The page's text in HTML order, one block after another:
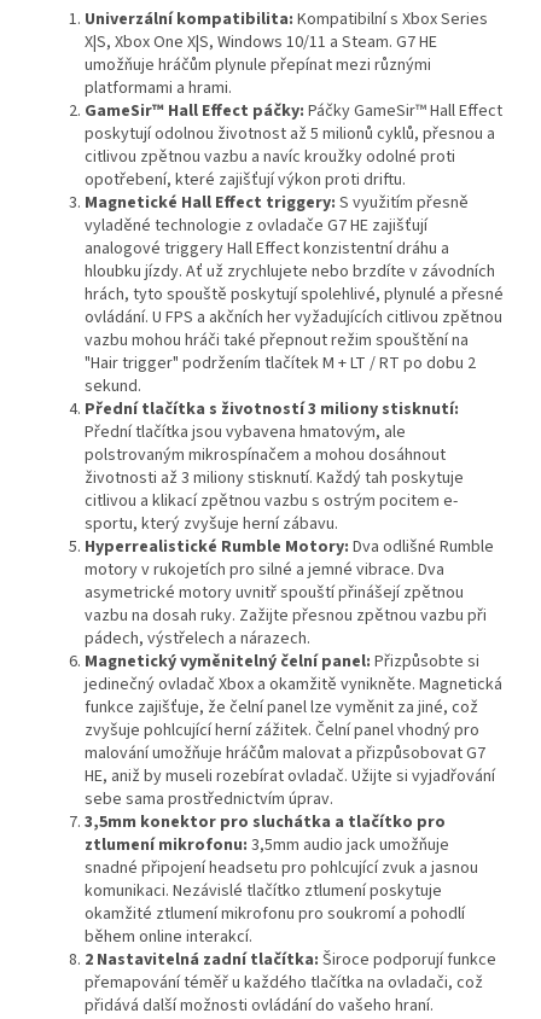
Univerzální kompatibilita: Kompatibilní s Xbox Series
X|S, Xbox One X|S, Windows 10/11 a Steam. G7 HE
umožňuje hráčům plynule přepínat mezi různými
platformami a hrami.
GameSir™ Hall Effect páčky: Páčky GameSir™ Hall Effect
poskytují odolnou životnost až 5 milionů cyklů, přesnou a
citlivou zpětnou vazbu a navíc kroužky odolné proti
opotřebení, které zajišťují výkon proti driftu.
Magnetické Hall Effect triggery: S využitím přesně
vyladěné technologie z ovladače G7 HE zajišťují
analogové triggery Hall Effect konzistentní dráhu a
hloubku jízdy. Ať už zrychlujete nebo brzdíte v závodních
hrách, tyto spouště poskytují spolehlivé, plynulé a přesné
ovládání. U FPS a akčních her vyžadujících citlivou zpětnou
vazbu mohou hráči také přepnout režim spouštění na
"Hair trigger" podržením tlačítek M + LT / RT po dobu 2
sekund.
Přední tlačítka s životností 3 miliony stisknutí:
Přední tlačítka jsou vybavena hmatovým, ale
polstrovaným mikrospínačem a mohou dosáhnout
životnosti až 3 miliony stisknutí. Každý tah poskytuje
citlivou a klikací zpětnou vazbu s ostrým pocitem e-
sportu, který zvyšuje herní zábavu.
Hyperrealistické Rumble Motory: Dva odlišné Rumble
motory v rukojetích pro silné a jemné vibrace. Dva
asymetrické motory uvnitř spouští přinášejí zpětnou
vazbu na dosah ruky. Zažijte přesnou zpětnou vazbu při
pádech, výstřelech a nárazech.
Magnetický vyměnitelný čelní panel: Přizpůsobte si
jedinečný ovladač Xbox a okamžitě vynikněte. Magnetická
funkce zajišťuje, že čelní panel lze vyměnit za jiné, což
zvyšuje pohlcující herní zážitek. Čelní panel vhodný pro
malování umožňuje hráčům malovat a přizpůsobovat G7
HE, aniž by museli rozebírat ovladač. Užijte si vyjadřování
sebe sama prostřednictvím úprav.
3,5mm konektor pro sluchátka a tlačítko pro
ztlumení mikrofonu: 3,5mm audio jack umožňuje
snadné připojení headsetu pro pohlcující zvuk a jasnou
komunikaci. Nezávislé tlačítko ztlumení poskytuje
okamžité ztlumení mikrofonu pro soukromí a pohodlí
během online interakcí.
2 Nastavitelná zadní tlačítka: Široce podporují funkce
přemapování téměř u každého tlačítka na ovladači, což
přidává další možnosti ovládání do vašeho hraní.